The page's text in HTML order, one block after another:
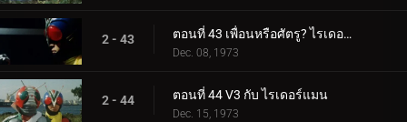
2 - 43 ตอนที่ 43 เพื่อนหรือศัตรู? ไรเดอร์แมนผู้ลึกลับ
Dec. 08, 1973
2 - 44 ตอนที่ 44 V3 กับ ไรเดอร์แมน
Dec. 15, 1973